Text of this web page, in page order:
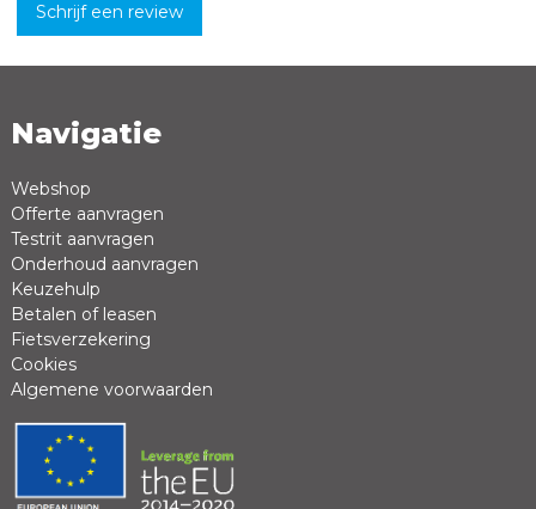
Schrijf een review
Naam *
Review *
Positieve punten
Navigatie
Webshop
Offerte aanvragen
Testrit aanvragen
Onderhoud aanvragen
Keuzehulp
Betalen of leasen
Fietsverzekering
Cookies
Algemene voorwaarden